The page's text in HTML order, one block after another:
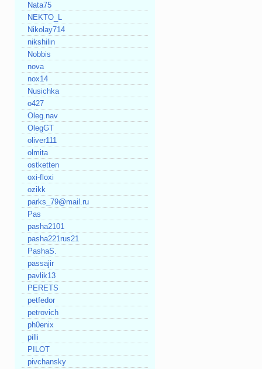
Nata75
NEKTO_L
Nikolay714
nikshilin
Nobbis
nova
nox14
Nusichka
o427
Oleg.nav
OlegGT
oliver111
olmita
ostketten
oxi-floxi
ozikk
parks_79@mail.ru
Pas
pasha2101
pasha221rus21
PashaS.
passajir
pavlik13
PERETS
petfedor
petrovich
ph0enix
pilli
PILOT
pivchansky